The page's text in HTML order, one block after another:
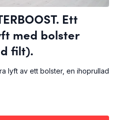
Ett
med bolster
filt).
lyft av ett bolster, en ihoprullad
där fokus ligger på att